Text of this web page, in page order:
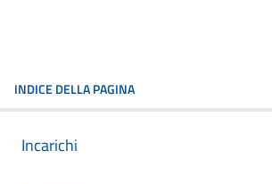
INDICE DELLA PAGINA
Incarichi